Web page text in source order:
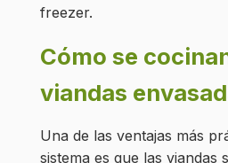
freezer.
Cómo se
viandas
Una de las ventajas más
sistema es que las viandas